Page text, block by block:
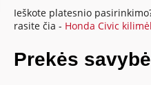
Ieškote platesnio
rasite čia - Honda Civic
Prekės